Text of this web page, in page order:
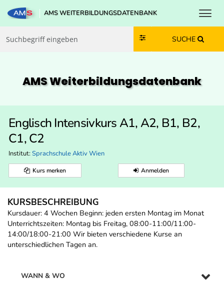
Zum Inhalt springen
Zum Navmenü springen
Zur Suche springen
Zur Footer springen
AMS WEITERBILDUNGSDATENBANK
SUCHE
AMS Weiterbildungs­datenbank
Englisch Intensivkurs A1, A2, B1, B2,
C1, C2
Institut: Sprachschule Aktiv Wien
Kurs merken Anmelden
KURSBESCHREIBUNG
Kursdauer: 4 Wochen Beginn: jeden ersten Montag im Monat
Unterrichtszeiten: Montag bis Freitag, 08:00-11:00/11:00-
14:00/18:00-21:00 Wir bieten verschiedene Kurse an
unterschiedlichen Tagen an.
WANN & WO